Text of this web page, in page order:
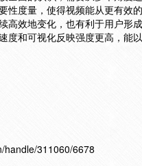
性度量，使得视频能从更有效
高效地变化，也有利于用户形
度和可视化反映强度更高，能
handle/311060/6678